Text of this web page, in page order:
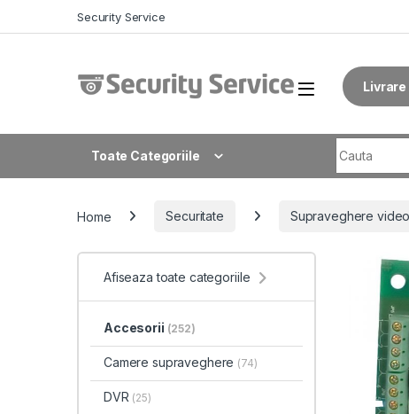
Security Service
Toate Categoriile
Home Securitate Supraveghere
Afiseaza toate categoriile
Accesorii (252)
Camere supraveghere (74)
DVR (25)